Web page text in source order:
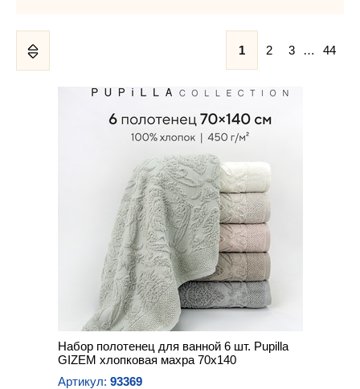
1 2 3 … 44
Набор полотенец для ванной 6 шт. Pupilla
GIZEM хлопковая махра 70х140
Артикул: 93369